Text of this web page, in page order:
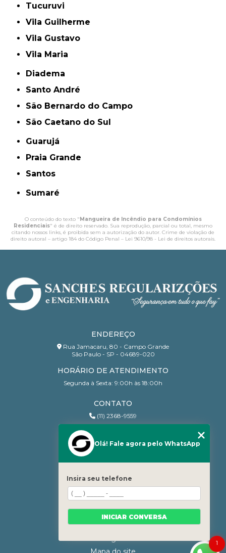
Tucuruvi
Vila Guilherme
Vila Gustavo
Vila Maria
Diadema
Santo André
São Bernardo do Campo
São Caetano do Sul
Guarujá
Praia Grande
Santos
Sumaré
O conteúdo do texto "Mangueira de Incêndio para Condomínio​s
Residenciais" é de direito reservado. Sua reprodução, parcial ou total, mesmo
citando nossos links, é proibida sem a autorização do autor. Crime de violação de
direito autoral – artigo 184 do Código Penal – Lei 9610/98 - Lei de direitos autorais
ENDEREÇO
Rua Jamacaru, 80 - Campo Grande
São Paulo - SP - 04689-020
HORÁRIO DE ATENDIMENTO
Segunda à Sexta: 9:00h às 18:00h
CONTATO
(11) 2368-9559
contato@sanchesri.com.br
Quem Somos
Blog
Serviços
Contato
1
Olá! Fale agora pelo WhatsApp
Insira seu telefone
INICIAR CONVERSA